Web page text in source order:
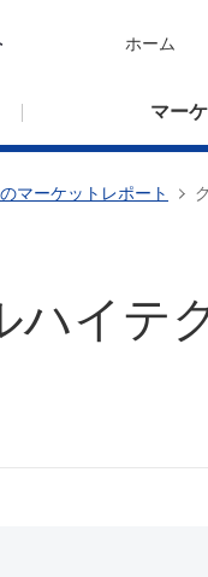
ホーム
マー
マーケットレポート
ハイテ